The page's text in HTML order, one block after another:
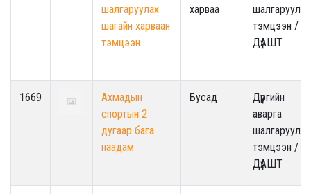
шалгаруулах
шагайн харваан
тэмцээн
харваа
шалгаруулах
тэмцээн /
ДүАШТ
1669
Ахмадын
спортын 2
дугаар бага
наадам
Бусад
Дүүргийн
аварга
шалгаруулах
тэмцээн /
ДүАШТ